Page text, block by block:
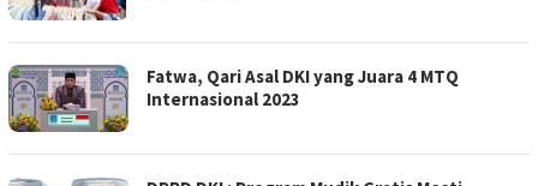
Fatwa, Qari Asal DKI yang Juara 4 MTQ
Internasional 2023